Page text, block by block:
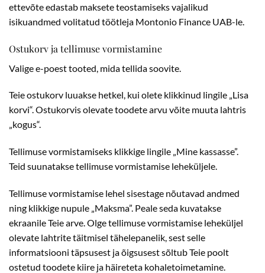
ettevõte edastab maksete teostamiseks vajalikud
isikuandmed volitatud töötleja Montonio Finance UAB-le.
Ostukorv ja tellimuse vormistamine
Valige e-poest tooted, mida tellida soovite.
Teie ostukorv luuakse hetkel, kui olete klikkinud lingile „Lisa
korvi“.Ostukorvis olevate toodete arvu võite muuta lahtris
„kogus“.
Tellimuse vormistamiseks klikkige lingile „Mine kassasse”.
Teid suunatakse tellimuse vormistamise leheküljele.
Tellimuse vormistamise lehel sisestage nõutavad andmed
ning klikkige nupule „Maksma”. Peale seda kuvatakse
ekraanile Teie arve.Olge tellimuse vormistamise leheküljel
olevate lahtrite täitmisel tähelepanelik, sest selle
informatsiooni täpsusest ja õigsusest sõltub Teie poolt
ostetud toodete kiire ja häireteta kohaletoimetamine.